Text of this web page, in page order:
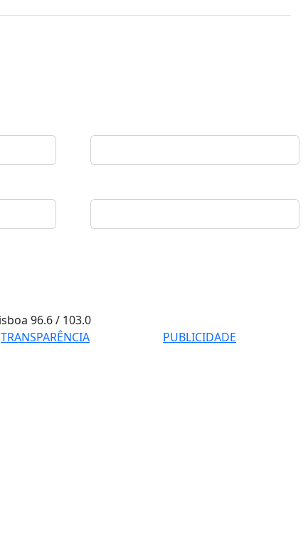
96.6 / 103.0
TRANSPARÊNCIA
PUBLICIDADE